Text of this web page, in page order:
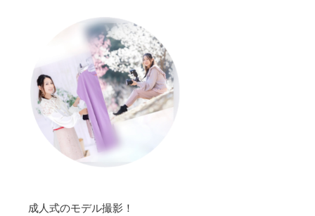
成人式のモデル撮影！